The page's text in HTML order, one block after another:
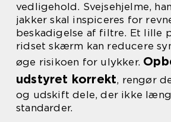
vedligehold. Svejsehjelme,
jakker skal inspiceres for
beskadigelse af filtre. Et lille
ridset skærm kan reducere
øge risikoen for ulykker.
udstyret korrekt, rengør
og udskift dele, der ikke
standarder.